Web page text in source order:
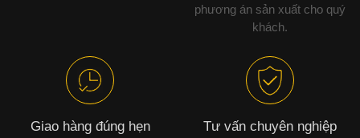
phương án sản xuất cho quý
khách.
Giao hàng đúng hẹn Tư vấn chuyên nghiệp